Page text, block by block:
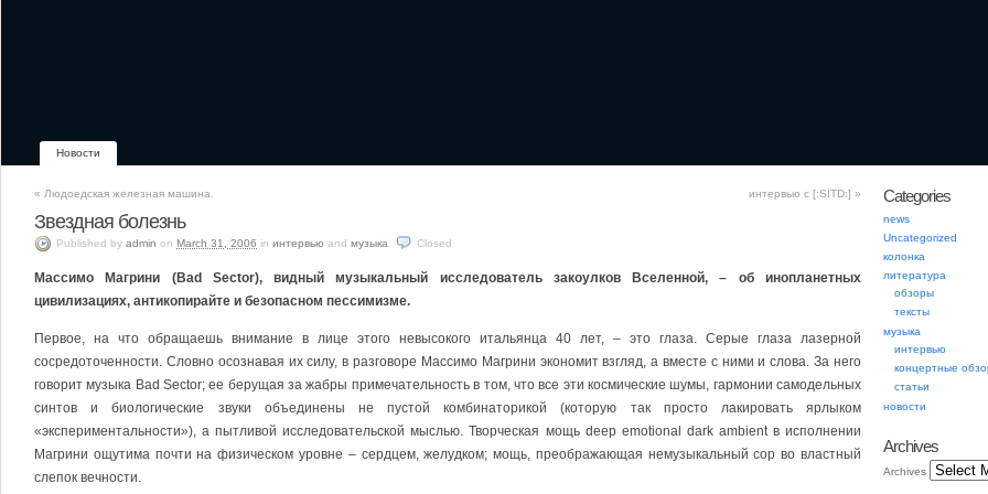
Новости
« Людоедская железная машина. интервью с [:SITD:] »
Звездная болезнь
Published by admin on March 31, 2006 in интервью and музыка Closed
Массимо Магрини (Bad Sector), видный музыкальный исследователь закоулков Вселенной, – об инопланетных
цивилизациях, антикопирайте и безопасном пессимизме.
Первое, на что обращаешь внимание в лице этого невысокого итальянца 40 лет, – это глаза. Серые глаза лазерной
сосредоточенности. Словно осознавая их силу, в разговоре Массимо Магрини экономит взгляд, а вместе с ними и слова. За него
говорит музыка Bad Sector; ее берущая за жабры примечательность в том, что все эти космические шумы, гармонии самодельных
синтов и биологические звуки объединены не пустой комбинаторикой (которую так просто лакировать ярлыком
«экспериментальности»), а пытливой исследовательской мыслью. Творческая мощь deep emotional dark ambient в исполнении
Магрини ощутима почти на физическом уровне – сердцем, желудком; мощь, преображающая немузыкальный сор во властный
слепок вечности.
Categories
news
Uncategorized
колонка
литература
обзоры
тексты
музыка
интервью
концертные
статьи
новости
Archives
Archives